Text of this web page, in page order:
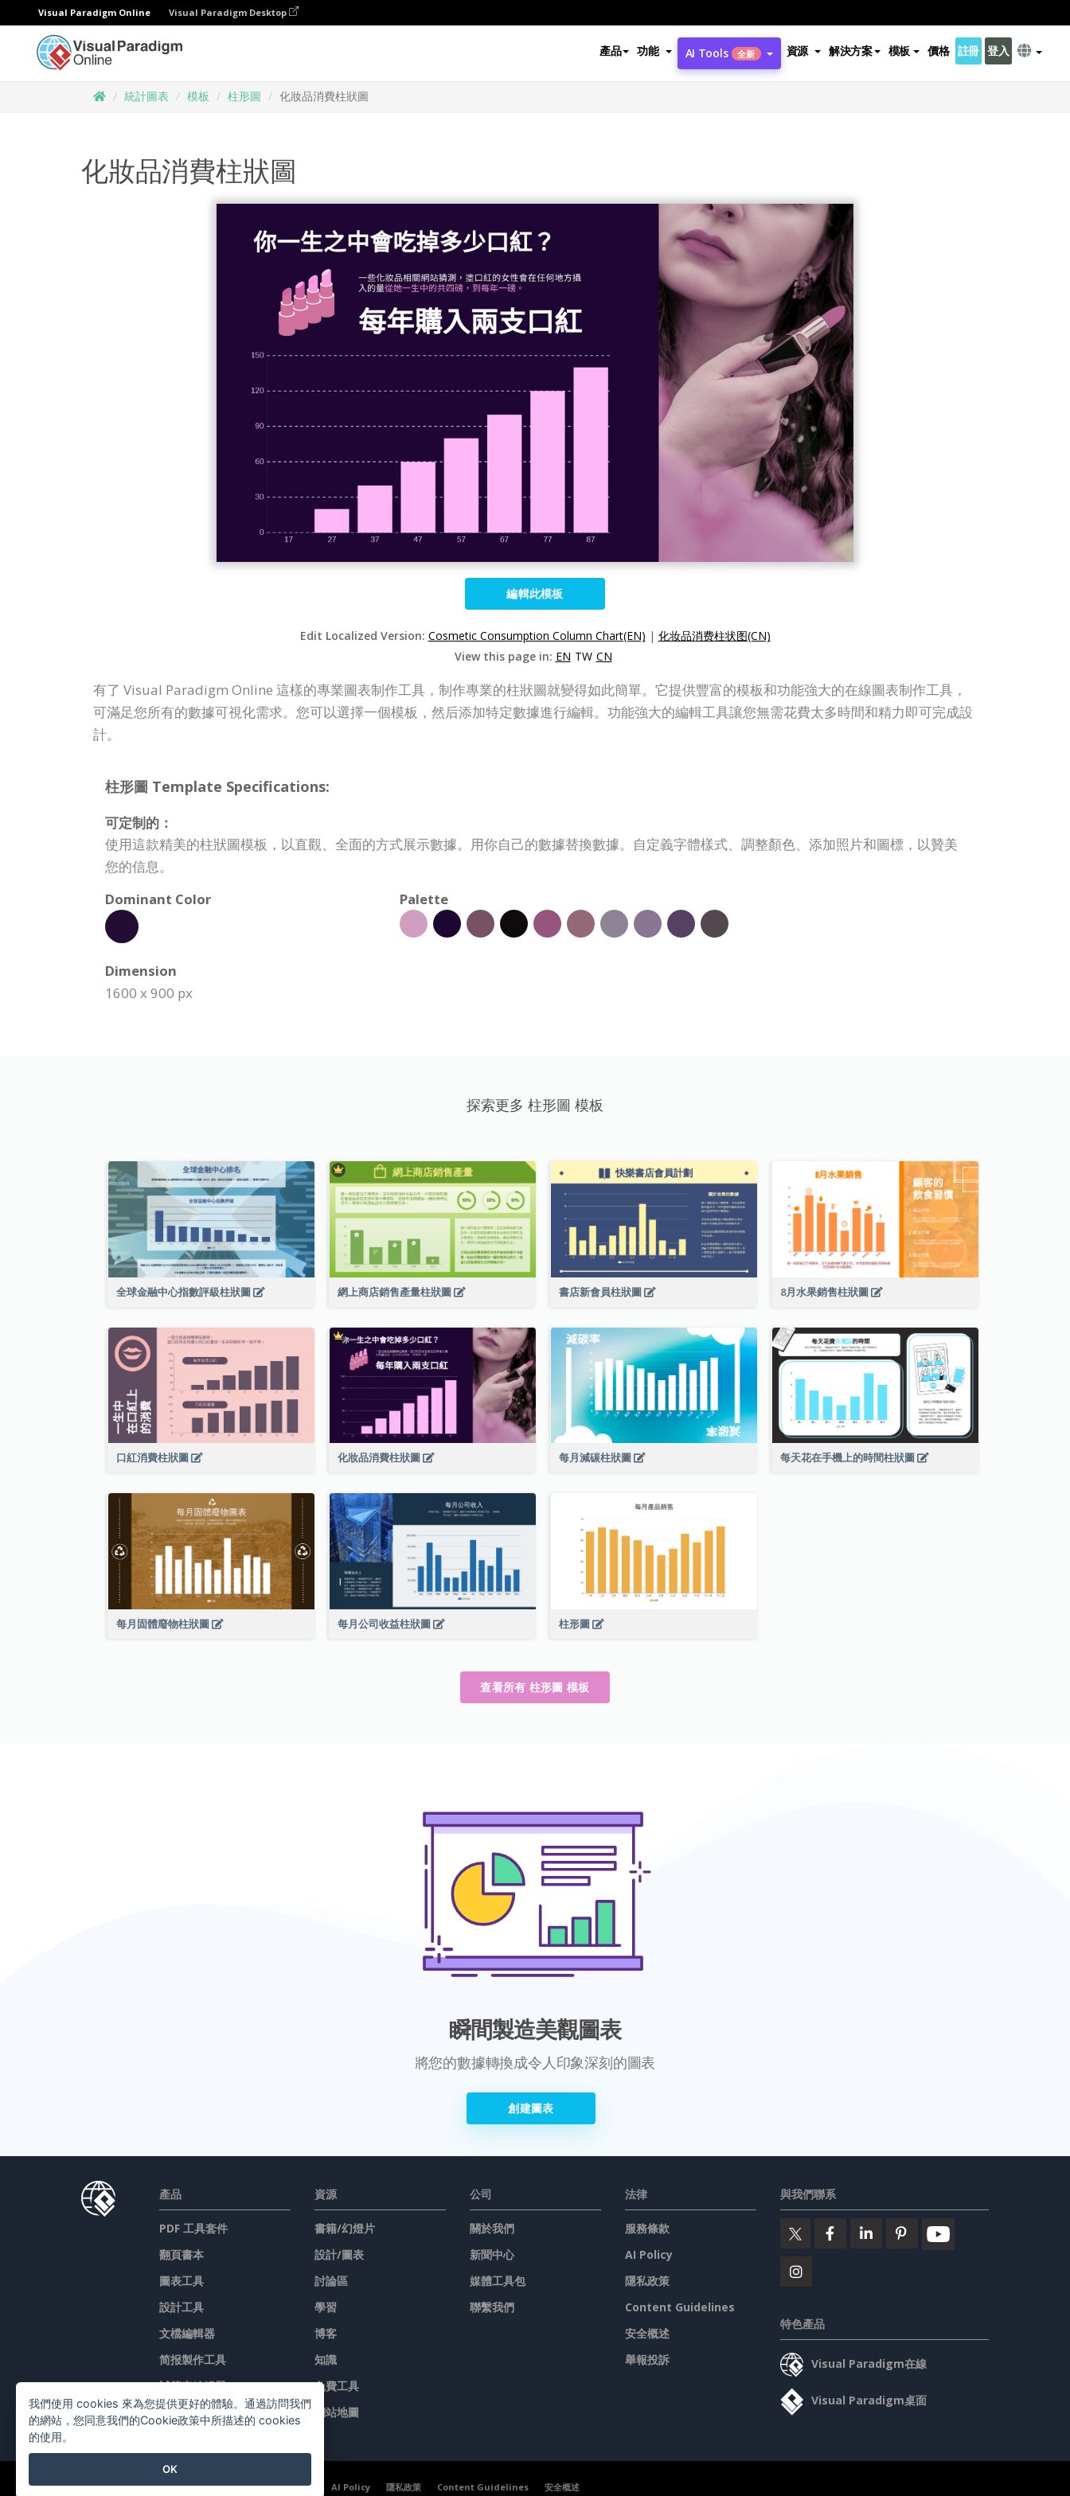
Visual Paradigm Online Visual Paradigm Desktop
產品 功能 AI Tools 全新 資源 解決方案 模板 價格 註冊 登入
統計圖表 模板 柱形圖 化妝品消費柱狀圖
化妝品消費柱狀圖
編輯此模板
Edit Localized Version: Cosmetic Consumption Column Chart(EN) | 化妆品消费柱状图(CN)
View this page in: EN TW CN
有了 Visual Paradigm Online 這樣的專業圖表制作工具，制作專業的柱狀圖就變得如此簡單。它提供豐富的模板和功能強大的在線圖表制作工具，
可滿足您所有的數據可視化需求。您可以選擇一個模板，然后添加特定數據進行編輯。功能強大的編輯工具讓您無需花費太多時間和精力即可完成設
計。
柱形圖 Template Specifications:
可定制的：
使用這款精美的柱狀圖模板，以直觀、全面的方式展示數據。用你自己的數據替換數據。自定義字體樣式、調整顏色、添加照片和圖標，以贊美
您的信息。
Dominant Color
Palette
Dimension
1600 x 900 px
探索更多 柱形圖 模板
全球金融中心指數評級柱狀圖 網上商店銷售產量柱狀圖 書店新會員柱狀圖 8月水果銷售柱狀圖
口紅消費柱狀圖 化妝品消費柱狀圖 每月減碳柱狀圖 每天花在手機上的時間柱狀圖
每月固體廢物柱狀圖 每月公司收益柱狀圖 柱形圖
查看所有 柱形圖 模板
瞬間製造美觀圖表
將您的數據轉換成令人印象深刻的圖表
創建圖表
產品
PDF 工具套件
翻頁書本
圖表工具
設計工具
文檔編輯器
简报製作工具
試算表編輯器
價格
資源
書籍/幻燈片
設計/圖表
討論區
學習
博客
知識
免費工具
網站地圖
公司
關於我們
新聞中心
媒體工具包
聯繫我們
法律
服務條款
AI Policy
隱私政策
Content Guidelines
安全概述
舉報投訴
與我們聯系
特色產品
Visual Paradigm在線
Visual Paradigm桌面
©2026 by Visual Paradigm. 版權所有。 服務條款 AI Policy 隱私政策 Content Guidelines 安全概述
我們使用 cookies 來為您提供更好的體驗。通過訪問我們
的網站，您同意我們的Cookie政策中所描述的 cookies
的使用。
OK